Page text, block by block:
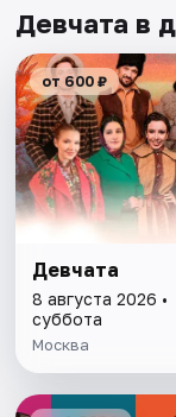
Девчата в
от 600 ₽
Девчата
8 августа 2026 •
суббота
Москва